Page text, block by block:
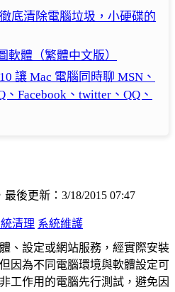
底清除電腦垃圾，小硬碟的
軟體（繁體中文版）
讓 Mac 電腦同時聊 MSN、
Facebook、twitter、QQ、
後更新：3/18/2015 07:47
清理 系統維護
、設定或網站服務，經實際安裝
因為不同電腦環境與軟體設定可
工作用的電腦先行測試，避免因